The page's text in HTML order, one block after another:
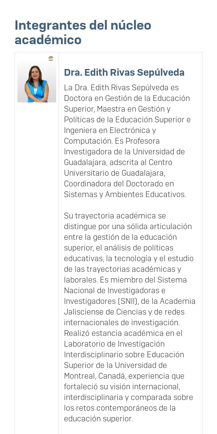
Integrantes del núcleo
académico
Dra. Edith Rivas Sepúlveda
La Dra. Edith Rivas Sepúlveda es
Doctora en Gestión de la Educación
Superior, Maestra en Gestión y
Políticas de la Educación Superior e
Ingeniera en Electrónica y
Computación. Es Profesora
Investigadora de la Universidad de
Guadalajara, adscrita al Centro
Universitario de Guadalajara,
Coordinadora del Doctorado en
Sistemas y Ambientes Educativos.
Su trayectoria académica se
distingue por una sólida articulación
entre la gestión de la educación
superior, el análisis de políticas
educativas, la tecnología y el estudio
de las trayectorias académicas y
laborales. Es miembro del Sistema
Nacional de Investigadoras e
Investigadores (SNII), de la Academia
Jalisciense de Ciencias y de redes
internacionales de investigación.
Realizó estancia académica en el
Laboratorio de Investigación
Interdisciplinario sobre Educación
Superior de la Universidad de
Montreal, Canadá, experiencia que
fortaleció su visión internacional,
interdisciplinaria y comparada sobre
los retos contemporáneos de la
educación superior.